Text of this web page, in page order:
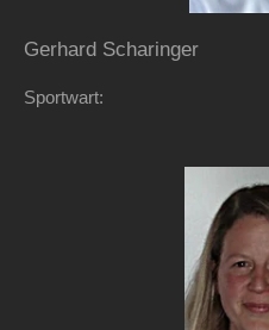
Gerhard Scharinger
Sportwart: